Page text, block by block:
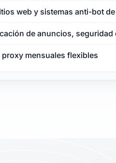
web y sistemas anti-bot
de anuncios, seguridad
mensuales flexibles